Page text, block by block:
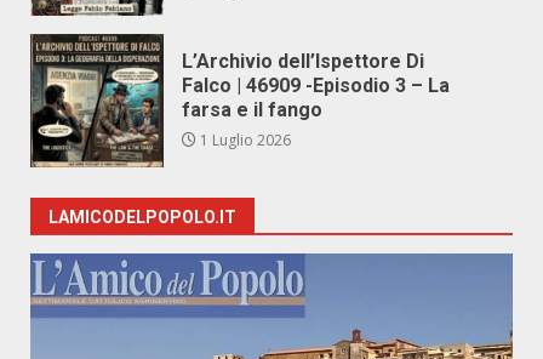
L’Archivio dell’Ispettore Di
Falco | 46909 -Episodio 3 – La
farsa e il fango
1 Luglio 2026
LAMICODELPOPOLO.IT